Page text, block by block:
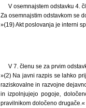
V osemnajstem odstavku 4.
Za osemnajstim odstavkom se
»(19) Akt poslovanja je interni
V 7. členu se za prvim
»(2) Na javni razpis se lahko
raziskovalne in razvojne
in izpolnjujejo pogoje,
pravilnikom določeno drugače.«